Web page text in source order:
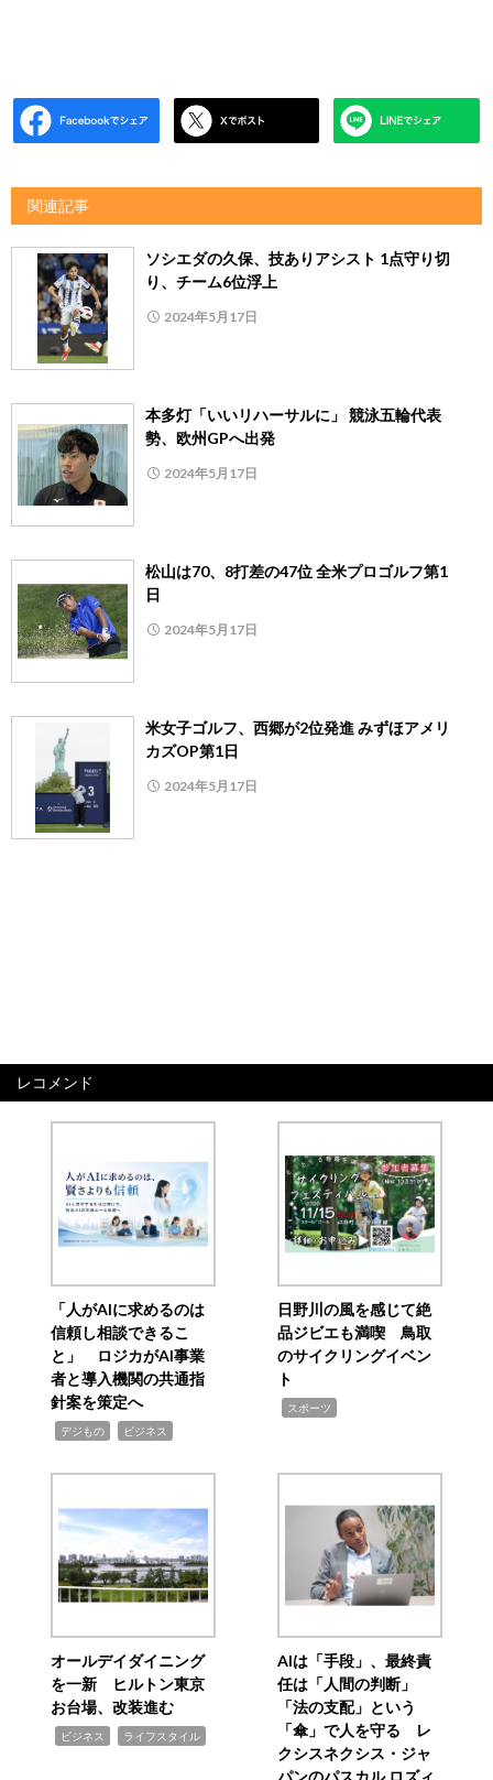
関連記事
ソシエダの久保、技ありアシスト 1点守り切
り、チーム6位浮上
2024年5月17日
本多灯「いいリハーサルに」 競泳五輪代表
勢、欧州GPへ出発
2024年5月17日
松山は70、8打差の47位 全米プロゴルフ第1
日
2024年5月17日
米女子ゴルフ、西郷が2位発進 みずほアメリ
カズOP第1日
2024年5月17日
レコメンド
「人がAIに求めるのは
信頼し相談できるこ
と」 ロジカがAI事業
者と導入機関の共通指
針案を策定へ
デジもの ビジネス
日野川の風を感じて絶
品ジビエも満喫 鳥取
のサイクリングイベン
ト
スポーツ
オールデイダイニング
を一新 ヒルトン東京
お台場、改装進む
ビジネス ライフスタイル
AIは「手段」、最終責
任は「人間の判断」
「法の支配」という
「傘」で人を守る レ
クシスネクシス・ジャ